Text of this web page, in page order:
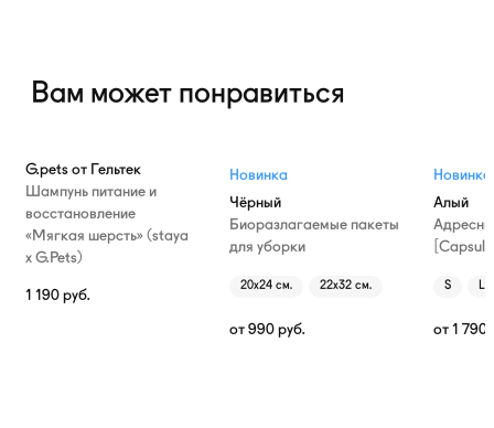
Вам может понравиться
G.pets от Гельтек
Шампунь питание и
восстановление
«Мягкая шерсть» (staya
х G.Pets)
1 190 руб.
Новинка
Чёрный
Биоразлагаемые пакеты
для уборки
20х24 см. 22х32 см.
от 990 руб.
Новинка
Алый
S L
от 1 790